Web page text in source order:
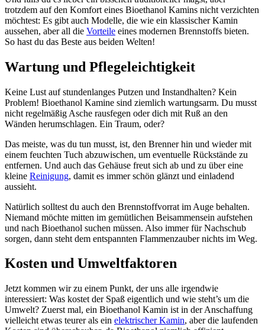
trotzdem auf den Komfort eines Bioethanol Kamins nicht verzichten
möchtest: Es gibt auch Modelle, die wie ein klassischer Kamin
aussehen, aber all die Vorteile eines modernen Brennstoffs bieten.
So hast du das Beste aus beiden Welten!
Wartung und Pflegeleichtigkeit
Keine Lust auf stundenlanges Putzen und Instandhalten? Kein
Problem! Bioethanol Kamine sind ziemlich wartungsarm. Du musst
nicht regelmäßig Asche rausfegen oder dich mit Ruß an den
Wänden herumschlagen. Ein Traum, oder?
Das meiste, was du tun musst, ist, den Brenner hin und wieder mit
einem feuchten Tuch abzuwischen, um eventuelle Rückstände zu
entfernen. Und auch das Gehäuse freut sich ab und zu über eine
kleine Reinigung, damit es immer schön glänzt und einladend
aussieht.
Natürlich solltest du auch den Brennstoffvorrat im Auge behalten.
Niemand möchte mitten im gemütlichen Beisammensein aufstehen
und nach Bioethanol suchen müssen. Also immer für Nachschub
sorgen, dann steht dem entspannten Flammenzauber nichts im Weg.
Kosten und Umweltfaktoren
Jetzt kommen wir zu einem Punkt, der uns alle irgendwie
interessiert: Was kostet der Spaß eigentlich und wie steht’s um die
Umwelt? Zuerst mal, ein Bioethanol Kamin ist in der Anschaffung
vielleicht etwas teurer als ein elektrischer Kamin, aber die laufenden